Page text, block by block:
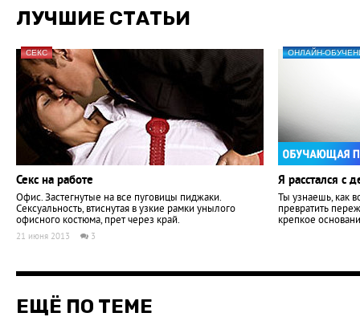
ЛУЧШИЕ СТАТЬИ
СЕКС
Секс на работе
Офис. Застегнутые на все пуговицы пиджаки.
Сексуальность, втиснутая в узкие рамки унылого
офисного костюма, прет через край.
21 июня 2013 3
ОНЛАЙН-
Я расстался с
Ты узнаешь, как
превратить
крепкое
ЕЩЁ ПО ТЕМЕ